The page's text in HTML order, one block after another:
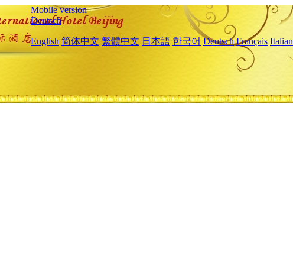
Mobile version
Deutsch
English 简体中文 繁體中文 日本語 한국어 Deutsch Français